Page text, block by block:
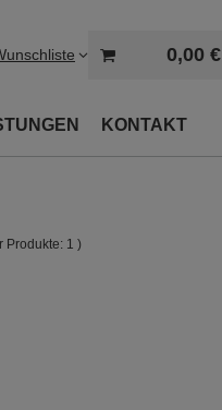
0,00 €
KONTAKT
Produkte: 1 )